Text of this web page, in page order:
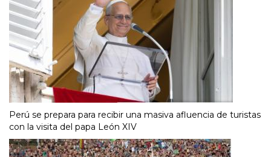
Perú se prepara para recibir una masiva afluencia de turistas
con la visita del papa León XIV